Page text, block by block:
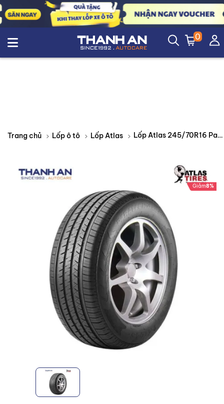
0
Trang chủ Lốp ô tô Lốp Atlas Lốp Atlas 245/70R16 Paraller 4x4 HP Thái Lan
Giảm8%